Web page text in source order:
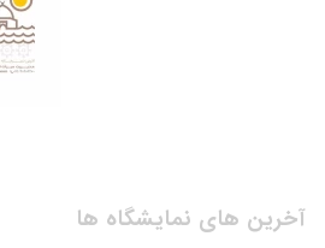
آخرین های نمایشگاه ها